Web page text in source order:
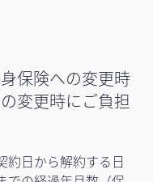
保険への変更時
変更時にご負担
日から解約する日